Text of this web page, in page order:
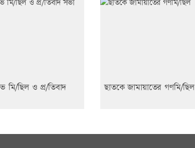
মি/ছিল ও প্র/তিবাদ
ছাতকে জামায়াতের গণমি/ছিল